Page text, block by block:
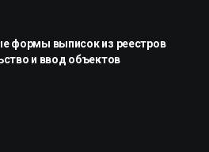
формы выписок из реестров
и ввод объектов